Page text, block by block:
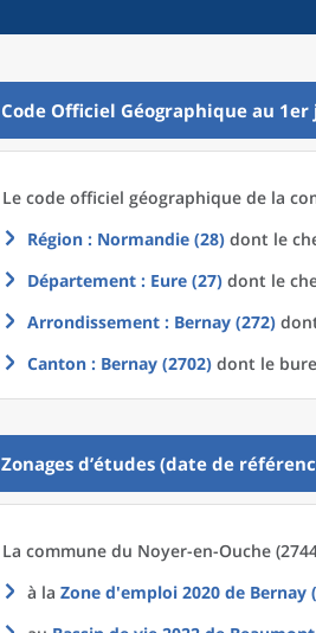
Code Officiel Géographique au
Le code officiel géographique de la
Région : Normandie (28) dont le
Département : Eure (27) dont le
Arrondissement : Bernay (272)
Canton : Bernay (2702) dont le
Zonages d’études (date de
La commune du Noyer-en-Ouche
à la Zone d'emploi 2020 de Bernay